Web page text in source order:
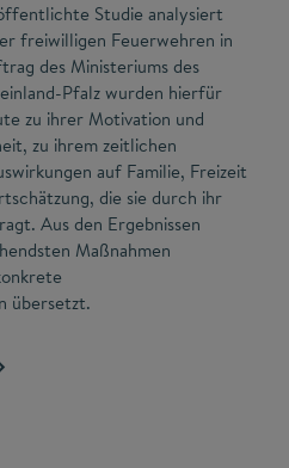
Studie analysiert
freiwilligen Feuerwehren in
des Ministeriums des
Pfalz wurden hierfür
zu ihrer Motivation und
zu ihrem zeitlichen
auf Familie, Freizeit
die sie durch ihr
Aus den Ergebnissen
Maßnahmen
übersetzt.